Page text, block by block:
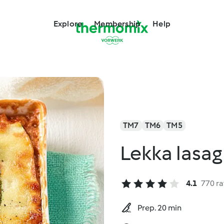
Explore Membership Help
TM7 TM6 TM5
Lekka
4.1 770
Prep. 20 min